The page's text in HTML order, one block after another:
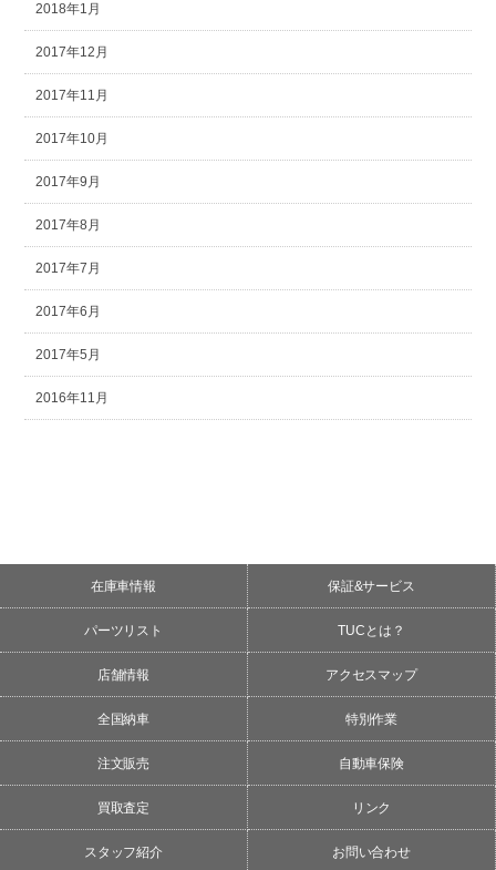
2018年1月
2017年12月
2017年11月
2017年10月
2017年9月
2017年8月
2017年7月
2017年6月
2017年5月
2016年11月
在庫車情報 保証&サービス
パーツリスト TUCとは？
店舗情報 アクセスマップ
全国納車 特別作業
注文販売 自動車保険
買取査定 リンク
スタッフ紹介 お問い合わせ